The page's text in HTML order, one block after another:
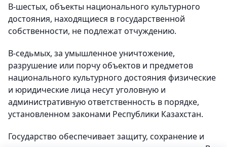
В-шестых, объекты национального культурного
достояния, находящиеся в государственной
собственности, не подлежат отчуждению.
В-седьмых, за умышленное уничтожение,
разрушение или порчу объектов и предметов
национального культурного достояния физические
и юридические лица несут уголовную и
административную ответственность в порядке,
установленном законами Республики Казахстан.
Государство обеспечивает защиту, сохранение и